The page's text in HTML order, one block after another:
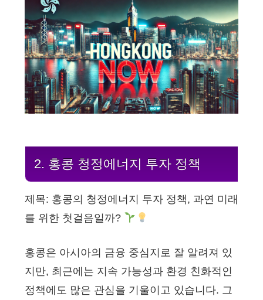
2. 홍콩 청정에너지 투자 정책
제목: 홍콩의 청정에너지 투자 정책, 과연 미래
를 위한 첫걸음일까?
홍콩은 아시아의 금융 중심지로 잘 알려져 있
지만, 최근에는 지속 가능성과 환경 친화적인
정책에도 많은 관심을 기울이고 있습니다. 그